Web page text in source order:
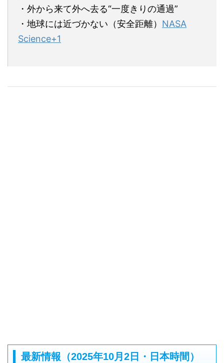
・外から来て外へ去る“一度きりの通過”
・地球には近づかない（安全距離） NASA
Science+1
最新情報（2025年10月2日・日本時間）